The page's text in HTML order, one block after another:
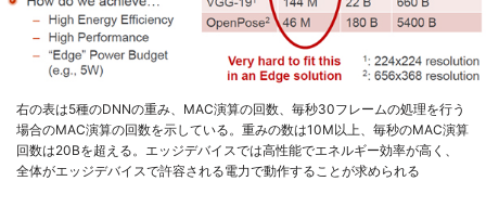
右の表は5種のDNNの重み、MAC演算の回数、毎秒30フレームの処理を行う
場合のMAC演算の回数を示している。重みの数は10M以上、毎秒のMAC演算
回数は20Bを超える。エッジデバイスでは高性能でエネルギー効率が高く、
全体がエッジデバイスで許容される電力で動作することが求められる